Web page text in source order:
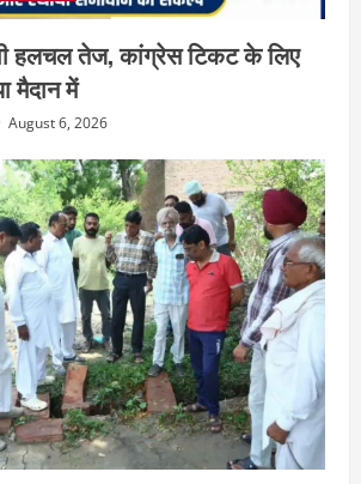
हलचल तेज, कांग्रेस टिकट के लिए
मैदान में
August 6, 2026